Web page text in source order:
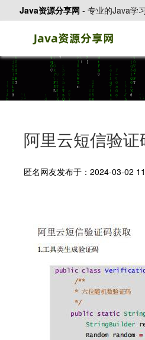
Java资源分享网 - 专业的Java学
阿里云短信验
匿名网友发布于：2024-03-02